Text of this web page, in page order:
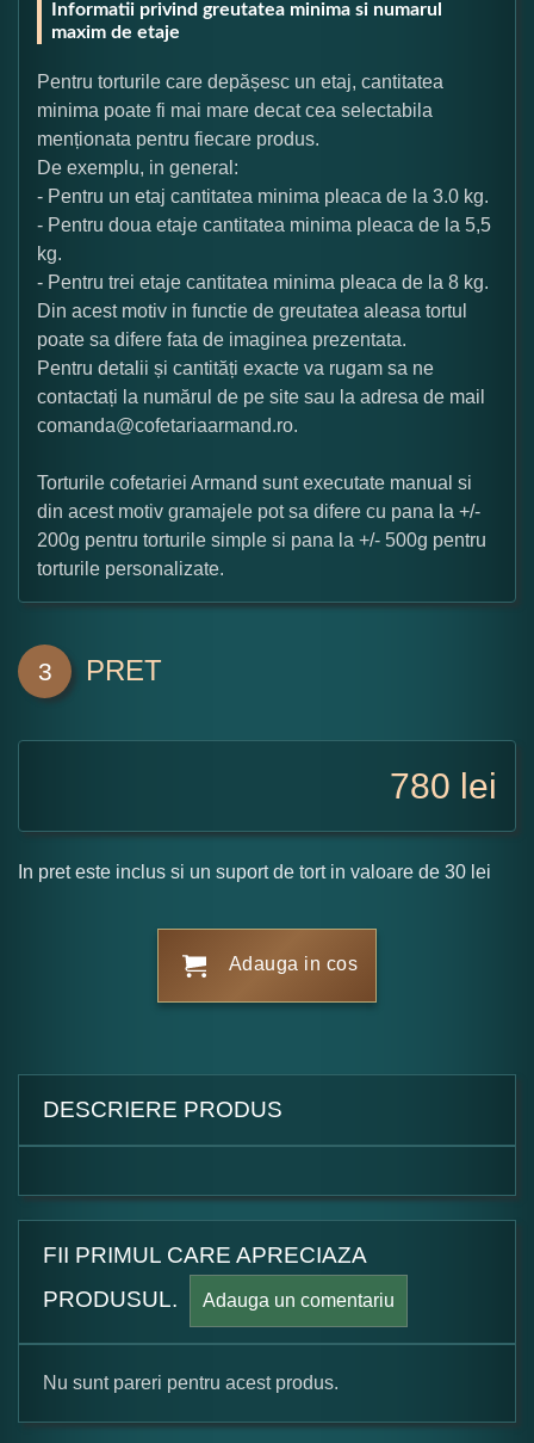
Informatii privind greutatea minima si numarul
maxim de etaje
Pentru torturile care depășesc un etaj, cantitatea
minima poate fi mai mare decat cea selectabila
menționata pentru fiecare produs.
De exemplu, in general:
- Pentru un etaj cantitatea minima pleaca de la 3.0 kg.
- Pentru doua etaje cantitatea minima pleaca de la 5,5
kg.
- Pentru trei etaje cantitatea minima pleaca de la 8 kg.
Din acest motiv in functie de greutatea aleasa tortul
poate sa difere fata de imaginea prezentata.
Pentru detalii și cantități exacte va rugam sa ne
contactați la numărul de pe site sau la adresa de mail
comanda@cofetariaarmand.ro.
Torturile cofetariei Armand sunt executate manual si
din acest motiv gramajele pot sa difere cu pana la +/-
200g pentru torturile simple si pana la +/- 500g pentru
torturile personalizate.
3 PRET
780 lei
In pret este inclus si un suport de tort in valoare de 30 lei
Adauga in cos
DESCRIERE PRODUS
FII PRIMUL CARE APRECIAZA
PRODUSUL.
Adauga un comentariu
Formular pareri client
Nu sunt pareri pentru acest produs.